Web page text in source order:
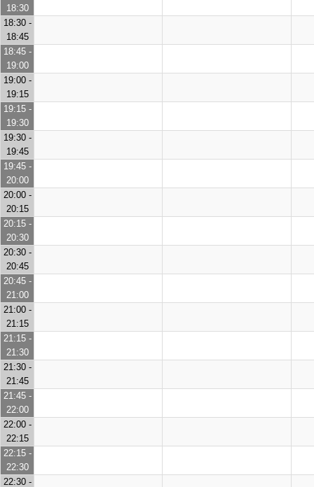
18:30
18:30 -
18:45
18:45 -
19:00
19:00 -
19:15
19:15 -
19:30
19:30 -
19:45
19:45 -
20:00
20:00 -
20:15
20:15 -
20:30
20:30 -
20:45
20:45 -
21:00
21:00 -
21:15
21:15 -
21:30
21:30 -
21:45
21:45 -
22:00
22:00 -
22:15
22:15 -
22:30
22:30 -